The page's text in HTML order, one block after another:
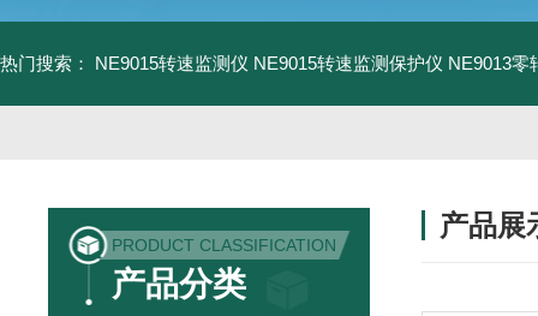
热门搜索： NE9015转速监测仪 NE9015转速监测保护仪 NE9013零
PRODUCT CLASSIFICATION
产品分类
产品展